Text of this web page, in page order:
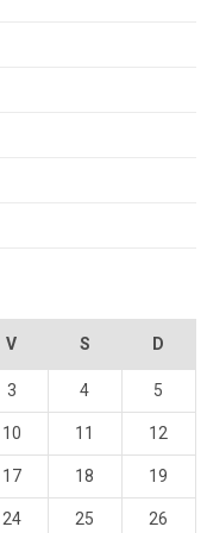
V S D
3 4 5
10 11 12
17 18 19
24 25 26